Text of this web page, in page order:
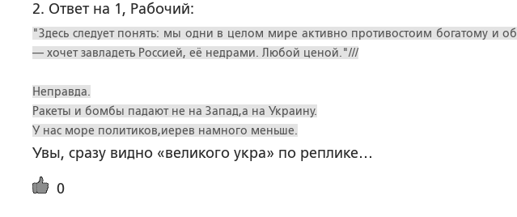
2. Ответ на 1, Рабочий:
"Здесь следует понять: мы одни в целом мире активно противостоим богатому и
— хочет завладеть Россией, её недрами. Любой ценой."///
Неправда.
Ракеты и бомбы падают не на Запад,а на Украину.
У нас море политиков,иерев намного меньше.
Увы, сразу видно «великого укра» по реплике…
0